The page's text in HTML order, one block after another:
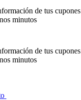
de tus cupones
minutos
de tus cupones
minutos